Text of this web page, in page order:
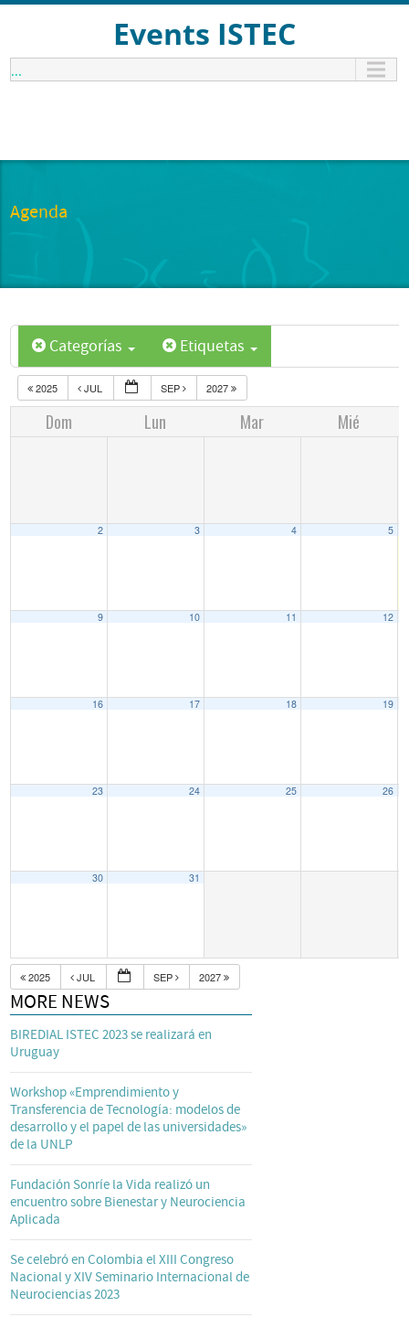
Events ISTEC
...
Agenda
Categorías Etiquetas
2025 JUL SEP 2027
Dom Lun Mar Mié
2 3 4 5
9 10 11 12
16 17 18 19
23 24 25 26
30 31
2025 JUL SEP 2027
MORE NEWS
BIREDIAL ISTEC 2023 se realizará en
Uruguay
Workshop «Emprendimiento y
Transferencia de Tecnología: modelos de
desarrollo y el papel de las universidades»
de la UNLP
Fundación Sonríe la Vida realizó un
encuentro sobre Bienestar y Neurociencia
Aplicada
Se celebró en Colombia el XIII Congreso
Nacional y XIV Seminario Internacional de
Neurociencias 2023